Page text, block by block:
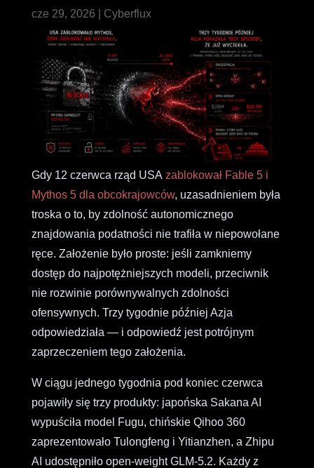
cze 29, 2026 Cyberflux
Gdy 12 czerwca rząd USA zablokował Fable 5 i
Mythos 5 dla obcokrajowców, uzasadnieniem była
troska o to, by zdolność autonomicznego
znajdowania podatności nie trafiła w niepowołane
ręce. Założenie było proste: jeśli zamkniemy
dostęp do najpotężniejszych modeli, przeciwnik
nie rozwinie porównywalnych zdolności
ofensywnych. Trzy tygodnie później Azja
odpowiedziała — i odpowiedź jest potrójnym
zaprzeczeniem tego założenia.
W ciągu jednego tygodnia pod koniec czerwca
pojawiły się trzy produkty: japońska Sakana AI
wypuściła model Fugu, chińskie Qihoo 360
zaprezentowało Tulongfeng i Yitianzhen, a Zhipu
AI udostępniło open-weight GLM-5.2. Każdy z